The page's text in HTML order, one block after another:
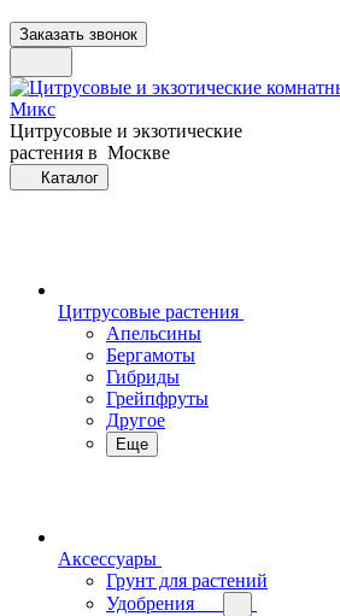
Заказать звонок
Цитрусовые и экзотические
растения в Москве
Каталог
Цитрусовые растения
Апельсины
Бергамоты
Гибриды
Грейпфруты
Другое
Еще
Аксессуары
Грунт для растений
Удобрения